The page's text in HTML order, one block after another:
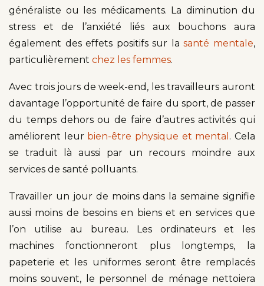
généraliste ou les médicaments. La diminution du
stress et de l’anxiété liés aux bouchons aura
également des effets positifs sur lasanté mentale,
particulièrement chez les femmes.
Avec trois jours de week-end, les travailleurs auront
davantage l’opportunité de faire du sport, de passer
du temps dehors ou de faire d’autres activités qui
améliorent leur bien-être physique et mental . Cela
se traduit là aussi par un recours moindre aux
services de santé polluants.
Travailler un jour de moins dans la semaine signifie
aussi moins de besoins en biens et en services que
l’on utilise au bureau. Les ordinateurs et les
machines fonctionneront plus longtemps, la
papeterie et les uniformes seront être remplacés
moins souvent, le personnel de ménage nettoiera